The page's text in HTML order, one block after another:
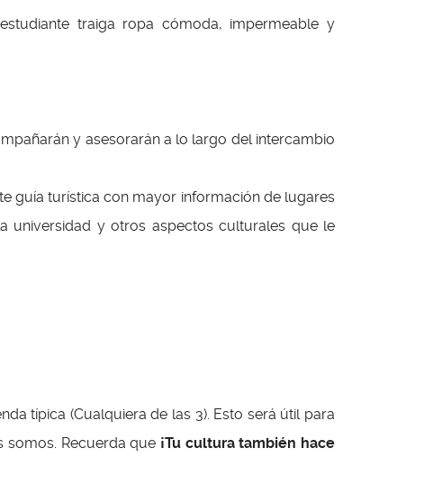
traiga ropa cómoda, impermeable y
y asesorarán a lo largo del intercambio
guía turística con mayor información de lugares
universidad y otros aspectos culturales que le
típica (Cualquiera de las 3). Esto será útil para
somos. Recuerda que ¡Tu cultura también hace